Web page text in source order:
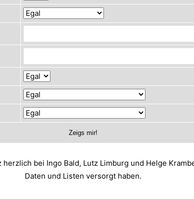
bei Ingo Bald, Lutz Limburg und Helge
Daten und Listen versorgt haben.